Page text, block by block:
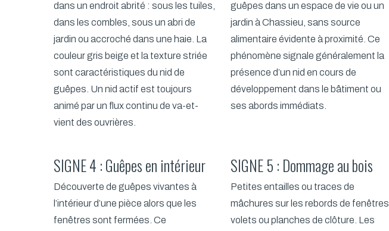
dans un endroit abrité : sous les tuiles,
dans les combles, sous un abri de
jardin ou accroché dans une haie. La
couleur gris beige et la texture striée
sont caractéristiques du nid de
guêpes. Un nid actif est toujours
animé par un flux continu de va-et-
vient des ouvrières.
guêpes dans un espace de vie ou un
jardin à Chassieu, sans source
alimentaire évidente à proximité. Ce
phénomène signale généralement la
présence d’un nid en cours de
développement dans le bâtiment ou
ses abords immédiats.
SIGNE 4 : Guêpes en intérieur
Découverte de guêpes vivantes à
l’intérieur d’une pièce alors que les
fenêtres sont fermées. Ce
SIGNE 5 : Dommage au bois
Petites entailles ou traces de
mâchures sur les rebords de fenêtres,
volets ou planches de clôture. Les